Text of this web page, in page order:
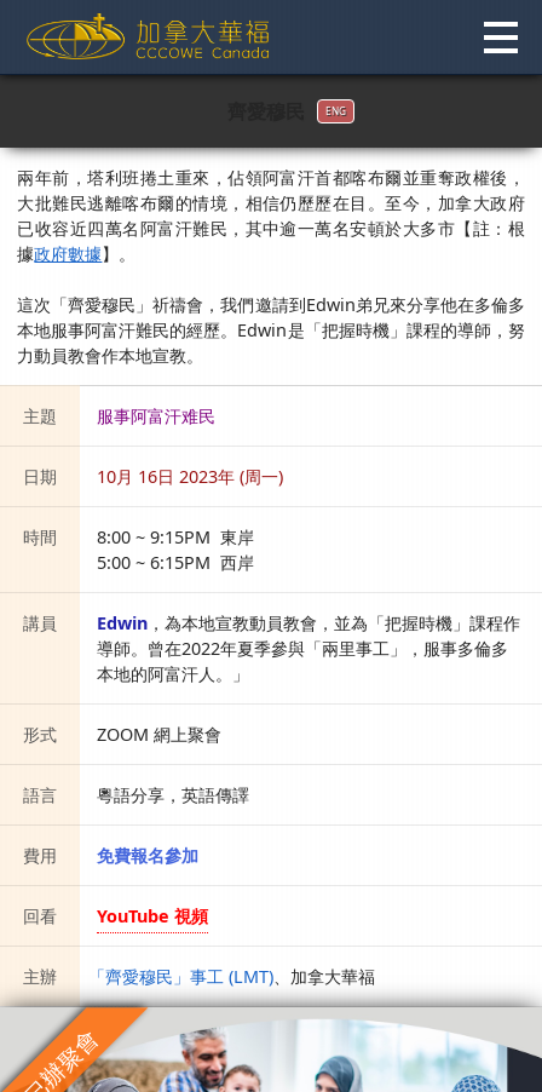
content
ENG
兩年前，塔利班捲土重來，佔領阿富汗首都喀布爾並重奪政權後，
大批難民逃離喀布爾的情境，相信仍歷歷在目。至今，加拿大政府
已收容近四萬名阿富汗難民，其中逾一萬名安頓於大多市【註：根
據政府數據】。
這次「齊愛穆民」祈禱會，我們邀請到Edwin弟兄來分享他在多倫多
本地服事阿富汗難民的經歷。Edwin是「把握時機」課程的導師，努
力動員教會作本地宣教。
主題 服事阿富汗难民
日期 10月 16日 2023年 (周一)
時間
8:00 ~ 9:15PM 東岸
5:00 ~ 6:15PM 西岸
講員 Edwin ，為本地宣教動員教會，並為「把握時機」課程作
導師。曾在2022年夏季參與「兩里事工」，服事多倫多
本地的阿富汗人。」
形式 ZOOM 網上聚會
語言 粵語分享，英語傳譯
費用 免費報名參加
回看 YouTube 視頻
主辦 「齊愛穆民」事工 (LMT)、 加拿大華福